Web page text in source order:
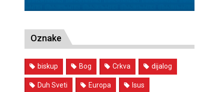
Oznake
biskup Bog Crkva dijalog
Duh Sveti Europa Isus